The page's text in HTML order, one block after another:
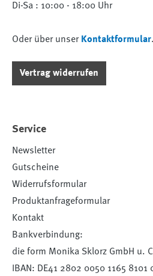
Di-Sa : 10:00 - 18:00 Uhr
Oder über unser Kontaktformular.
Vertrag widerrufen
Service
Newsletter
Gutscheine
Widerrufsformular
Produktanfrageformular
Kontakt
Bankverbindung:
die form Monika Sklorz GmbH u.
IBAN: DE41 2802 0050 1165 8101